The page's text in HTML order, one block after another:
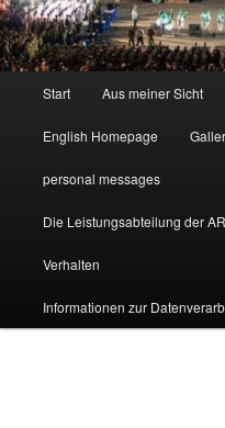
Start Aus meiner Sicht
English Homepage
personal messages
Die Leistungsabteilung der
Verhalten
Informationen zur